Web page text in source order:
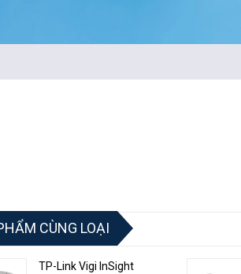
CÙNG LOẠI
TP-Link Vigi InSight